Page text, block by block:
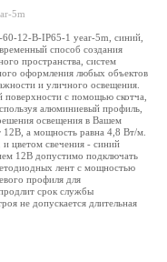
5m
12-B-IP65-1 year-5m, синий,
способ создания
пространства, систем
оформления любых объектов
и уличного освещения.
поверхности с помощью скотча,
алюминиевый профиль,
освещения в Вашем
12В, а мощность равна 4,8 Вт/м.
и цветом свечения - синий
12В допустимо подключать
лент с мощностью
профиля для
срок службы
не допускается длительная